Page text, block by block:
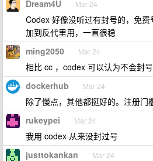
Dream4U Mar 24
Codex 好像没听过有封号的，免
加到反代里用，一直很稳
ming2050 Mar 24
相比 cc ，codex 可以认为不会封号
dockerhub Mar 24
除了慢点，其他都挺好的。注册门
rukeypei Mar 24
我用 codex 从来没封过号
justtokankan Mar 24